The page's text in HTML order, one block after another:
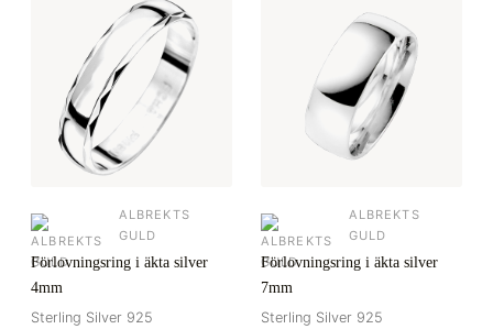
ALBREKTS
GULD
Förlovningsring i äkta silver
4mm
Sterling Silver 925
ALBREKTS
GULD
Förlovningsring i äkta silver
7mm
Sterling Silver 925